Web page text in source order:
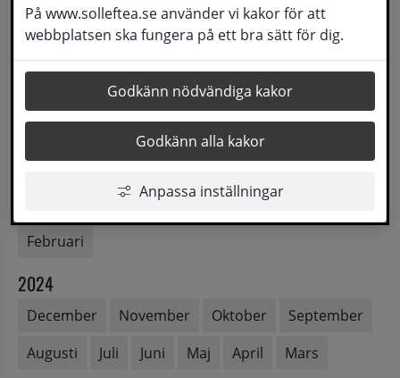
På www.solleftea.se använder vi kakor för att
webbplatsen ska fungera på ett bra sätt för dig.
Godkänn nödvändiga kakor
Godkänn alla kakor
Anpassa inställningar
Kommun & politik
nyheter
2026
Oktober April
Februari
2024
December November Oktober
September
Augusti
Juli Juni Maj April Mars